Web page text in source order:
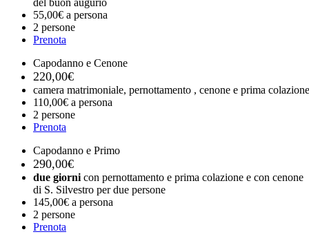
55,00€ a persona
2 persone
Prenota
Capodanno e Cenone
220,00€
camera matrimoniale, pernottamento , cenone e prima colazione
110,00€ a persona
2 persone
Prenota
Capodanno e Primo
290,00€
due giorni con pernottamento e prima colazione e con cenone
di S. Silvestro per due persone
145,00€ a persona
2 persone
Prenota